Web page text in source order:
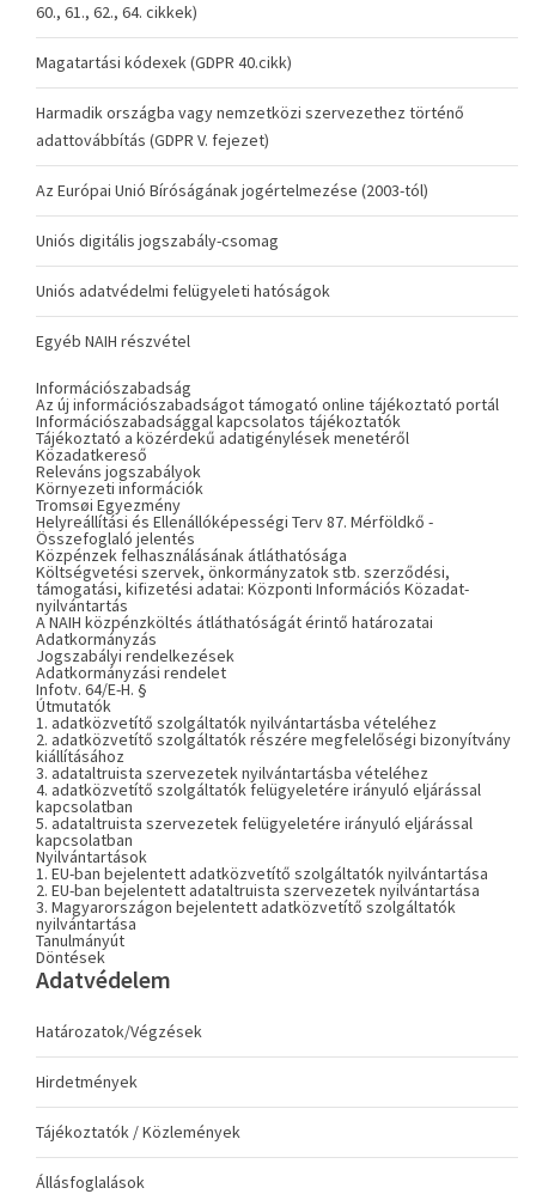
60., 61., 62., 64. cikkek)
Magatartási kódexek (GDPR 40.cikk)
Harmadik országba vagy nemzetközi szervezethez történő
adattovábbítás (GDPR V. fejezet)
Az Európai Unió Bíróságának jogértelmezése (2003-tól)
Uniós digitális jogszabály-csomag
Uniós adatvédelmi felügyeleti hatóságok
Egyéb NAIH részvétel
Információszabadság
Az új információszabadságot támogató online tájékoztató portál
Információszabadsággal kapcsolatos tájékoztatók
Tájékoztató a közérdekű adatigénylések menetéről
Közadatkereső
Releváns jogszabályok
Környezeti információk
Tromsøi Egyezmény
Helyreállítási és Ellenállóképességi Terv 87. Mérföldkő -
Összefoglaló jelentés
Közpénzek felhasználásának átláthatósága
Költségvetési szervek, önkormányzatok stb. szerződési,
támogatási, kifizetési adatai: Központi Információs Közadat-
nyilvántartás
A NAIH közpénzköltés átláthatóságát érintő határozatai
Adatkormányzás
Jogszabályi rendelkezések
Adatkormányzási rendelet
Infotv. 64/E-H. §
Útmutatók
1. adatközvetítő szolgáltatók nyilvántartásba vételéhez
2. adatközvetítő szolgáltatók részére megfelelőségi bizonyítvány
kiállításához
3. adataltruista szervezetek nyilvántartásba vételéhez
4. adatközvetítő szolgáltatók felügyeletére irányuló eljárással
kapcsolatban
5. adataltruista szervezetek felügyeletére irányuló eljárással
kapcsolatban
Nyilvántartások
1. EU-ban bejelentett adatközvetítő szolgáltatók nyilvántartása
2. EU-ban bejelentett adataltruista szervezetek nyilvántartása
3. Magyarországon bejelentett adatközvetítő szolgáltatók
nyilvántartása
Tanulmányút
Döntések
Adatvédelem
Határozatok/Végzések
Hirdetmények
Tájékoztatók / Közlemények
Állásfoglalások